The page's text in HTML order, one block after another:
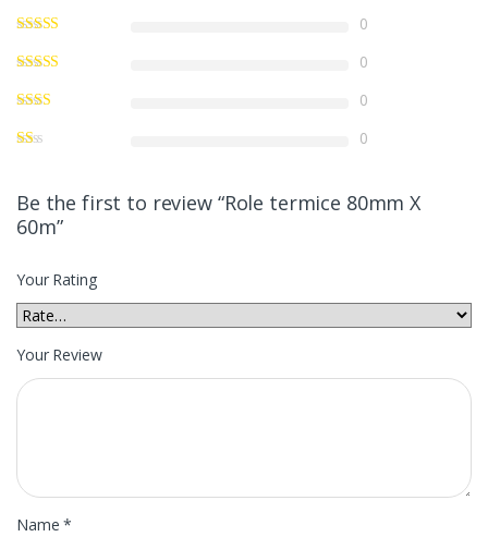
0
0
0
0
Be the first to review “Role termice 80mm X
60m”
Your Rating
Your Review
Name*